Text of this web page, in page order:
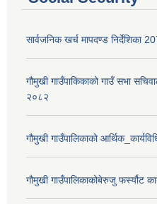
सार्वजनिक खर्च मापदण्ड निर्देशिका
गौमुखी गाउँपाकिकाको गाउँ सभा
२०८२
गौमुखी गाउँपालिकाको
गौमुखी गाउँपालिकाकोबेरुजु फर्स्यौट